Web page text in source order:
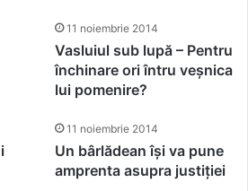
11 noiembrie 2014
Vasluiul sub lupă – Pentru
închinare ori întru veșnica
lui pomenire?
11 noiembrie 2014
Un bârlădean își va pune
amprenta asupra justiției